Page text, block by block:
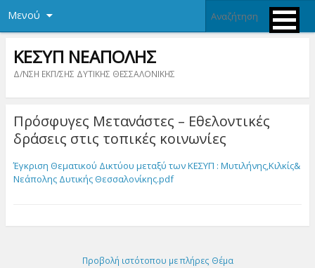
Μενού
ΚΕΣΥΠ ΝΕΑΠΟΛΗΣ
Δ/ΝΣΗ ΕΚΠ/ΣΗΣ ΔΥΤΙΚΗΣ ΘΕΣΣΑΛΟΝΙΚΗΣ
Πρόσφυγες Μετανάστες – Εθελοντικές
δράσεις στις τοπικές κοινωνίες
Έγκριση Θεματικού Δικτύου μεταξύ των ΚΕΣΥΠ : Μυτιλήνης,Κιλκίς&
Νεάπολης Δυτικής Θεσσαλονίκης.pdf
Προβολή ιστότοπου με πλήρες Θέμα